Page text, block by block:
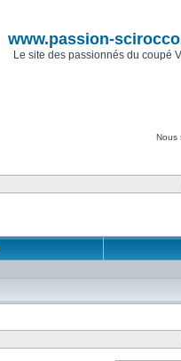
www.passion-
Le site des passionnés du coupé
Nous